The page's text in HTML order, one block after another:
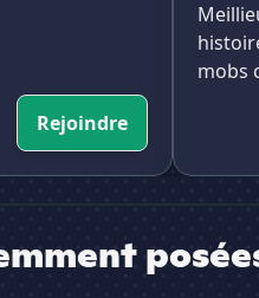
Rejoindre
mobs